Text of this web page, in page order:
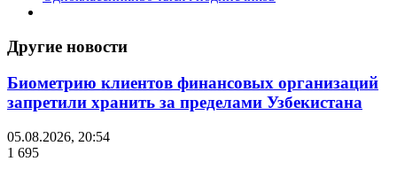
Другие новости
Биометрию клиентов финансовых организаций
запретили хранить за пределами Узбекистана
05.08.2026, 20:54
1 695